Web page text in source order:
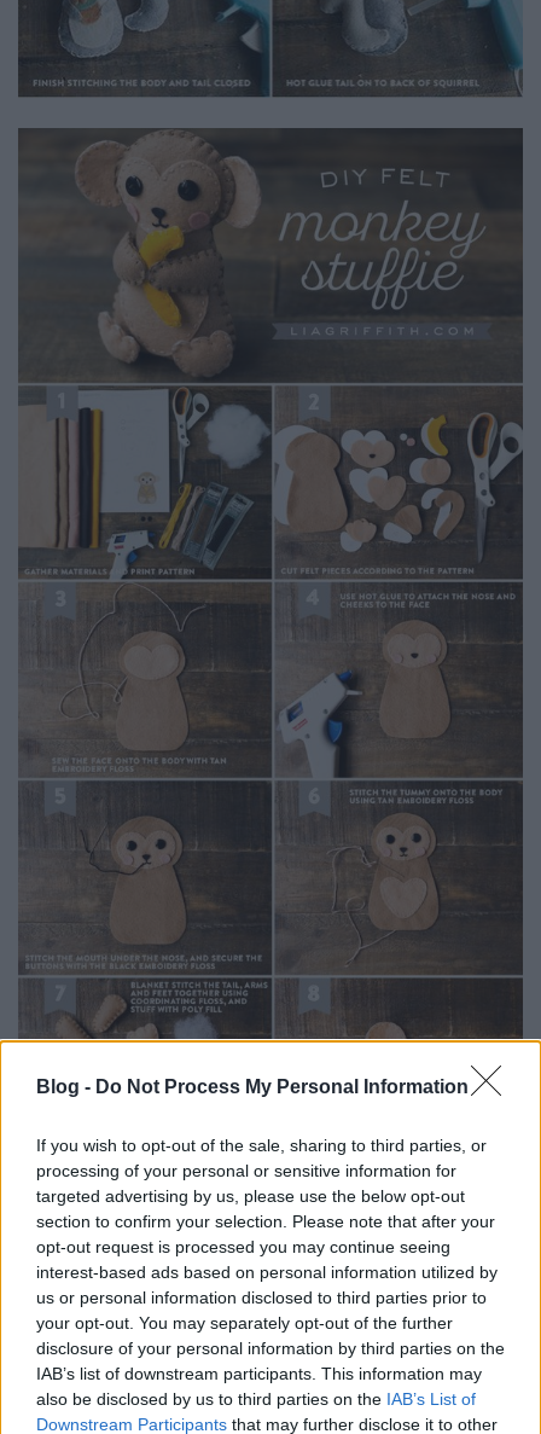
Blog - Do Not Process My Personal Information
If you wish to opt-out of the sale, sharing to third parties, or
processing of your personal or sensitive information for
targeted advertising by us, please use the below opt-out
section to confirm your selection. Please note that after your
opt-out request is processed you may continue seeing
interest-based ads based on personal information utilized by
us or personal information disclosed to third parties prior to
your opt-out. You may separately opt-out of the further
disclosure of your personal information by third parties on the
IAB’s list of downstream participants. This information may
also be disclosed by us to third parties on the IAB’s List of
Downstream Participants that may further disclose it to other